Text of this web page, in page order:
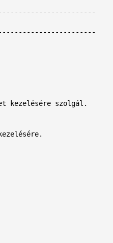
kezelésére szolgál.